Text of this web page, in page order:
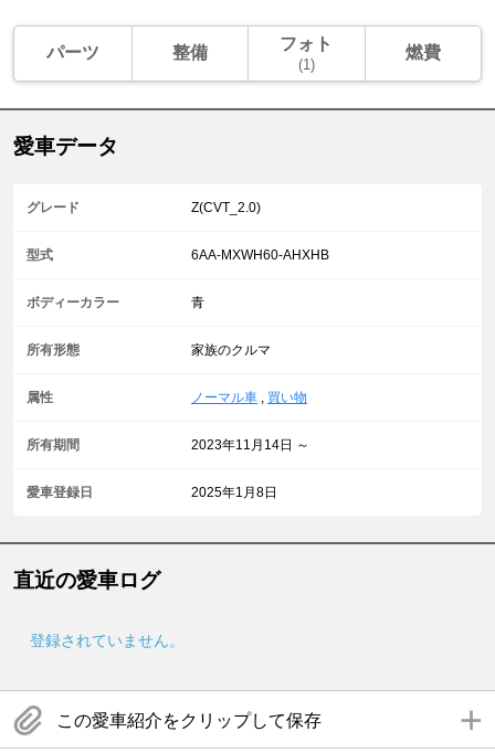
パーツ 整備 フォト
(1)
燃費
愛車データ
グレード Z(CVT_2.0)
型式 6AA-MXWH60-AHXHB
ボディーカラー 青
所有形態 家族のクルマ
属性 ノーマル車 買い物
所有期間 2023年11月14日 ～
愛車登録日 2025年1月8日
直近の愛車ログ
登録されていません。
この愛車紹介をクリップして保存